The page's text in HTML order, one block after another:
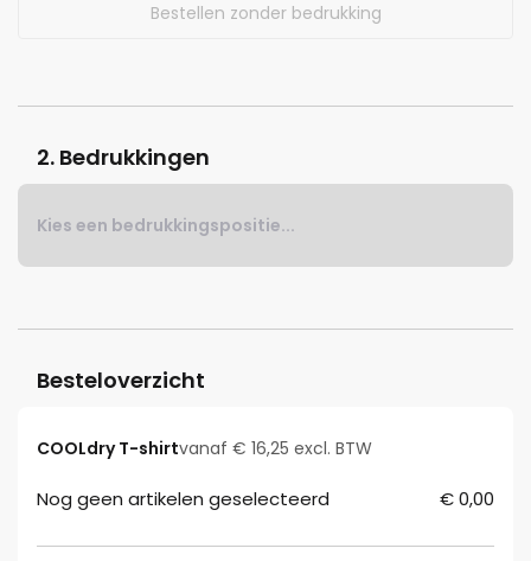
Bestellen zonder bedrukking
2. Bedrukkingen
Kies een bedrukkingspositie...
Besteloverzicht
COOLdry T-shirtvanaf € 16,25 excl. BTW
Nog geen artikelen geselecteerd € 0,00